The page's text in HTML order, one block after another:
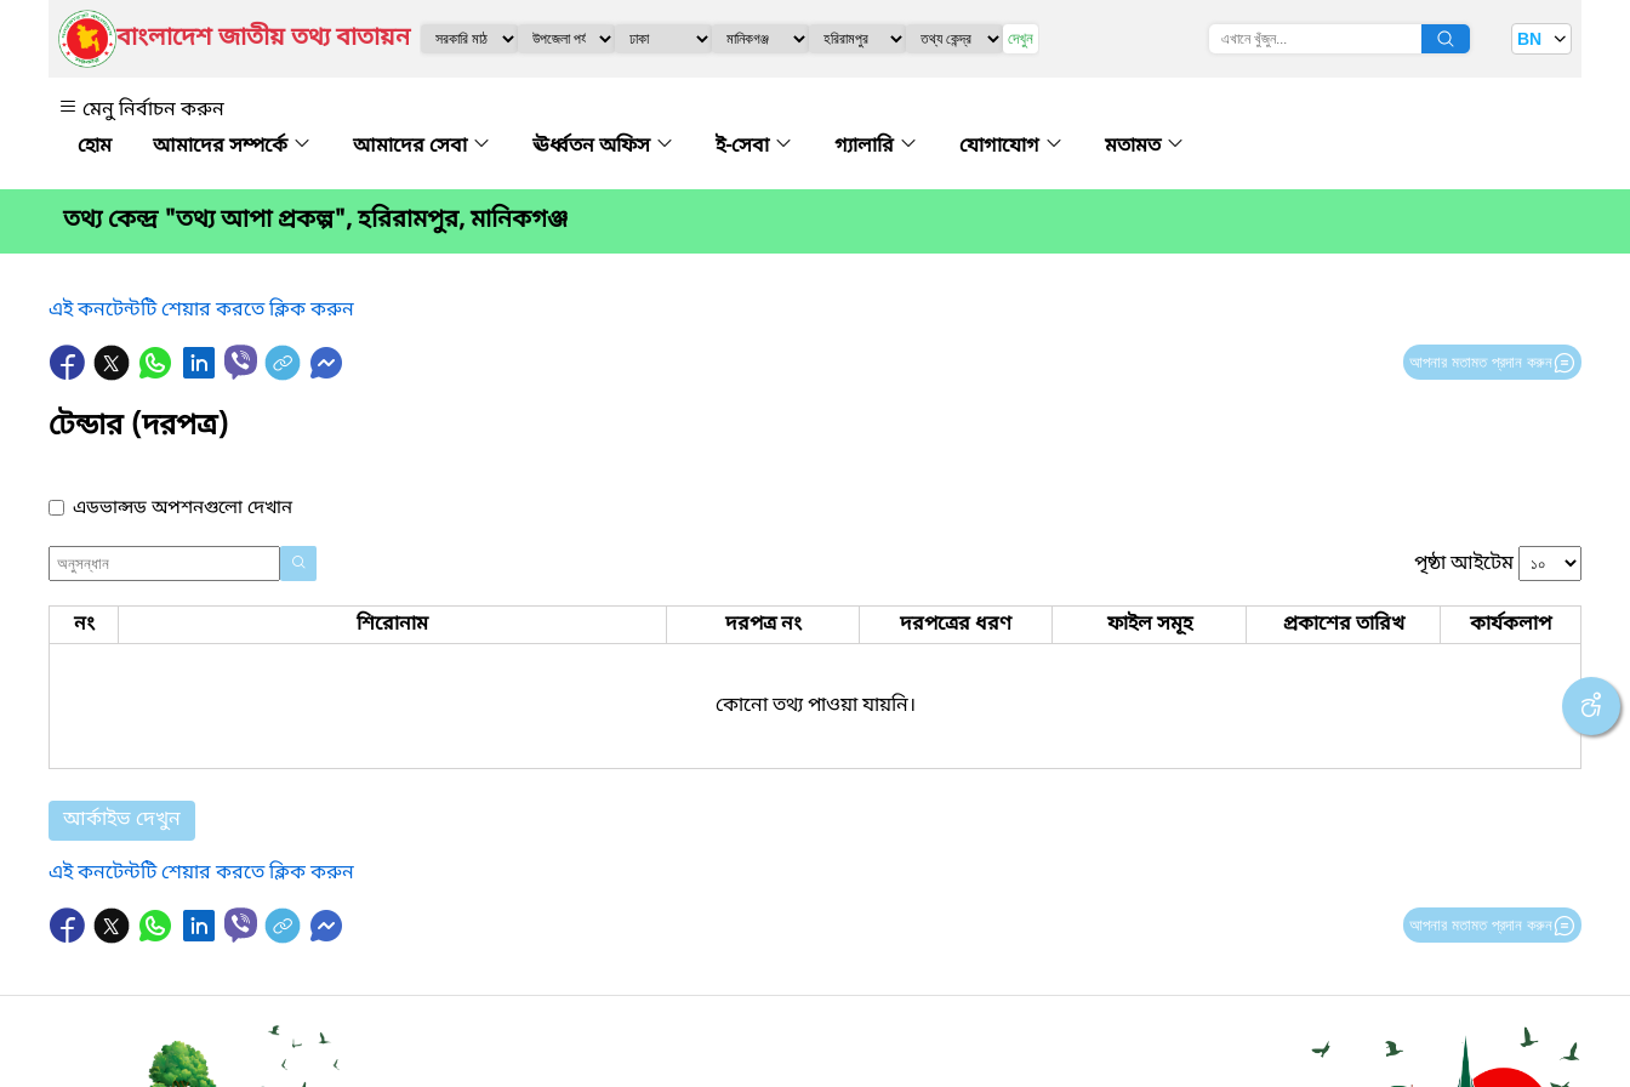
বাংলাদেশ জাতীয় তথ্য বাতায়ন দেখুন BN
মেনু নির্বাচন করুন
আমাদের সম্পর্কে
আমাদের সেবা ঊর্ধ্বতন অফিস ই-সেবা গ্যালারি যোগাযোগ মতামত
তথ্য কেন্দ্র "তথ্য আপা প্রকল্প", হরিরামপুর, মানিকগঞ্জ
এই কনটেন্টটি শেয়ার করতে ক্লিক করুন
আপনার মতামত প্রদান করুন
টেন্ডার (দরপত্র)
এডভান্সড অপশনগুলো দেখান
পৃষ্ঠা আইটেম
নং শিরোনাম দরপত্র নং দরপত্রের ধরণ ফাইল সমূহ প্রকাশের তারিখ কার্যকলাপ
কোনো তথ্য পাওয়া যায়নি।
আর্কাইভ দেখুন
এই কনটেন্টটি শেয়ার করতে ক্লিক করুন
আপনার মতামত প্রদান করুন